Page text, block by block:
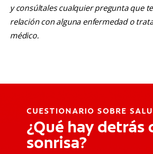
y consúltales cualquier pregunta que
relación con alguna enfermedad o
médico.
CUESTIONARIO SOBRE
¿Qué hay detrás
sonrisa?